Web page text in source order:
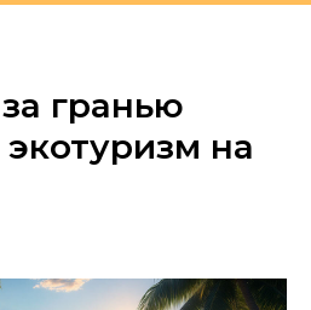
гранью
на